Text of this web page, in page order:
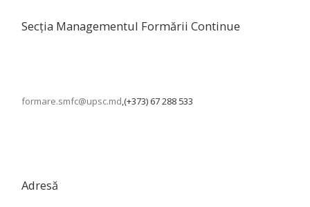
Secția Managementul Formării Continue
formare.smfc@upsc.md,(+373) 67 288 533
Adresă